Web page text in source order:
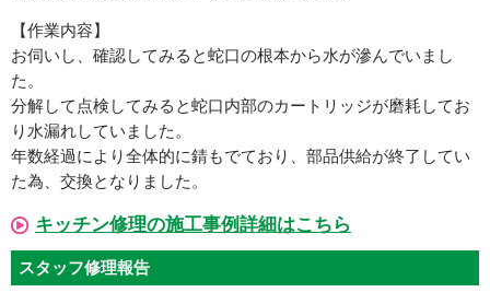
【作業内容】
お伺いし、確認してみると蛇口の根本から水が滲んでいまし
た。
分解して点検してみると蛇口内部のカートリッジが磨耗してお
り水漏れしていました。
年数経過により全体的に錆もでており、部品供給が終了してい
た為、交換となりました。
キッチン修理の施工事例詳細はこちら
スタッフ修理報告